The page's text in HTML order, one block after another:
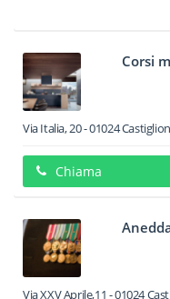
Corsi
Via Italia, 20-01024
Chiama
Via XXV Aprile,11 -01024